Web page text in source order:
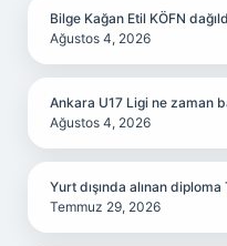
Bilge Kağan Etil KÖFN
Ağustos 4, 2026
Ankara U17 Ligi ne zaman
Ağustos 4, 2026
Yurt dışında alınan
Temmuz 29, 2026